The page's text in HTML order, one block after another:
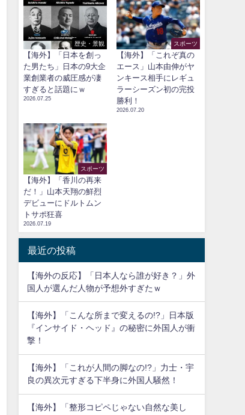
歴史・景観
【海外】「日本を創っ
た男たち」日本の9大企
業創業者の威圧感が凄
すぎると話題にｗ
2026.07.25
スポーツ
【海外】「これぞ真の
エース」山本由伸がヤ
ンキース相手にレギュ
ラーシーズン初の完投
勝利！
2026.07.20
スポーツ
【海外】「香川の再来
だ！」山本天翔の鮮烈
デビューにドルトムン
トサポ狂喜
2026.07.19
最近の投稿
【海外の反応】「日本人なら誰が好き？」外
国人が選んだ人物が予想外すぎたｗ
【海外】「こんな所まで変えるの!?」日本版
『インサイド・ヘッド』の秘密に外国人が衝
撃！
【海外】「これが人間の脚なの!?」力士・宇
良の異次元すぎる下半身に外国人騒然！
【海外】「整形コピペじゃない自然な美し